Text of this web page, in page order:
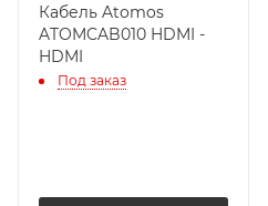
Кабель Atomos
ATOMCAB010 HDMI -
HDMI
Под заказ